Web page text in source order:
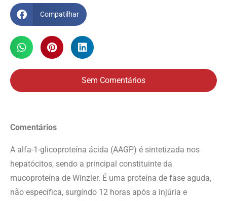
Compatilhar
Sem Comentários
Comentários
A alfa-1-glicoproteína ácida (AAGP) é sintetizada nos
hepatócitos, sendo a principal constituinte da
mucoproteína de Winzler. É uma proteína de fase aguda,
não específica, surgindo 12 horas após a injúria e